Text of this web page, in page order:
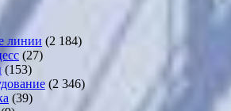
линии (2 184)
(27)
(153)
(2 346)
(39)